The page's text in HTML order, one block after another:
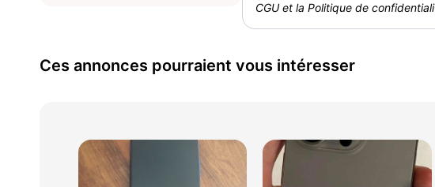
CGU et la Politique de
Ces annonces pourraient vous intéresser